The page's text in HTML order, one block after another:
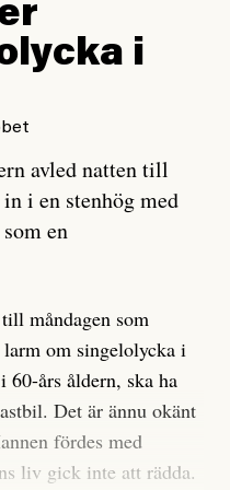
grön och oberoende
hoppas kan förtydliga
och andra hur jag
ETC:s uppdrag och
bli informerade,
– och som kräver
oberoende tidning.
än vad du hittar i
sant,
en tant.
”Livet i sig
politiskt”
i
avled natten till
i en stenhög med
en
måndagen som
om singelolycka i
60-års åldern, ska ha
Det är ännu okänt
fördes med
liv gick inte att rädda.